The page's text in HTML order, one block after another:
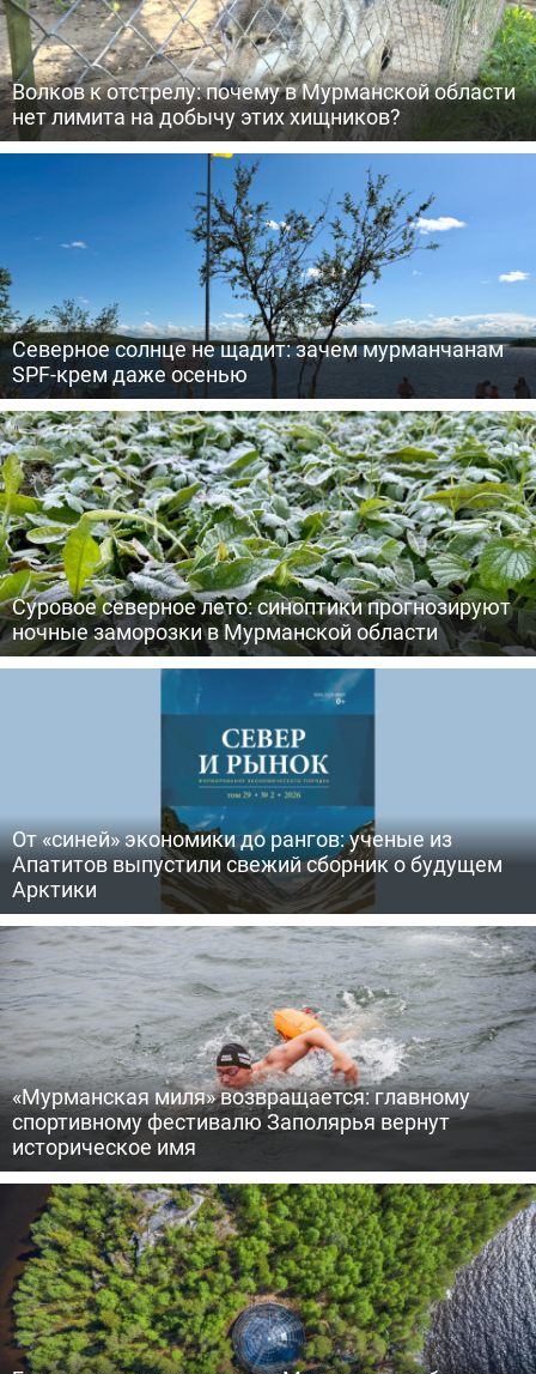
Волков к отстрелу: почему в Мурманской области
нет лимита на добычу этих хищников?
Северное солнце не щадит: зачем мурманчанам
SPF-крем даже осенью
Суровое северное лето: синоптики прогнозируют
ночные заморозки в Мурманской области
От «синей» экономики до рангов: ученые из
Апатитов выпустили свежий сборник о будущем
Арктики
«Мурманская миля» возвращается: главному
спортивному фестивалю Заполярья вернут
историческое имя